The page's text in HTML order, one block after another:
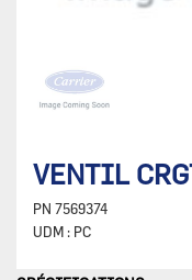
VENTIL
PN 7569374
UDM : PC